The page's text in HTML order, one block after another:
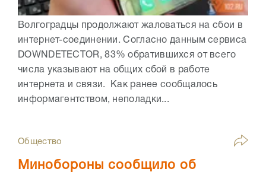
Волгоградцы продолжают жаловаться на сбои в
интернет-соединении. Согласно данным сервиса
DOWNDETECTOR, 83% обратившихся от всего
числа указывают на общих сбой в работе
интернета и связи. Как ранее сообщалось
информагентством, неполадки...
Общество
Минобороны сообщило об